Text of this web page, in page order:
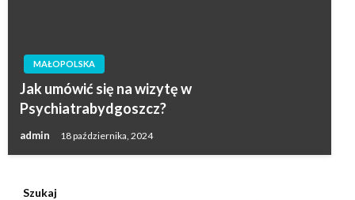
MAŁOPOLSKA
Jak umówić się na wizytę w
Psychiatrabydgoszcz?
admin 18 października, 2024
Szukaj